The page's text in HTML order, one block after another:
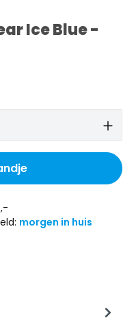
Ice Blue -
morgen in huis